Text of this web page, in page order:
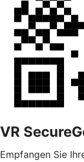
VR
Empfangen Sie